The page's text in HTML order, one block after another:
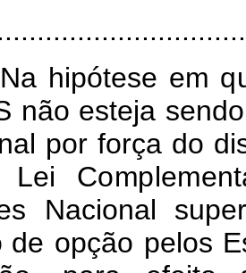
Na hipótese em q
não esteja sendo
al por força do
Lei Complem
Nacional su
de opção pelos E